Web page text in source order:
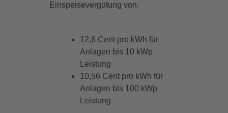
Einspeisevergütung von:
12,6 Cent pro kWh für
Anlagen bis 10 kWp
Leistung
10,56 Cent pro kWh für
Anlagen bis 100 kWp
Leistung